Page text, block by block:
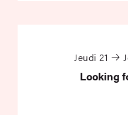
Jeudi 21
Looking